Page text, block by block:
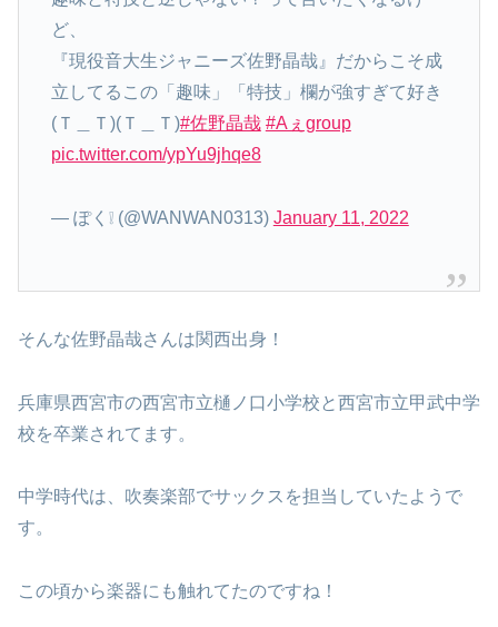
ど、
『現役音大生ジャニーズ佐野晶哉』だからこそ成
立してるこの「趣味」「特技」欄が強すぎて好き
(Ｔ＿Ｔ)(Ｔ＿Ｔ)#佐野晶哉 #Aぇgroup
pic.twitter.com/ypYu9jhqe8
— ぽく❕ (@WANWAN0313) January 11, 2022
そんな佐野晶哉さんは関西出身！
兵庫県西宮市の西宮市立樋ノ口小学校と西宮市立甲武中学
校を卒業されてます。
中学時代は、吹奏楽部でサックスを担当していたようで
す。
この頃から楽器にも触れてたのですね！